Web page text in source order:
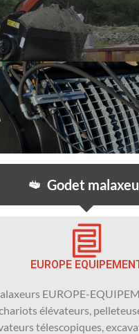
Godet
EUROPE
EUROPE-
élévateurs,
télescopiques,